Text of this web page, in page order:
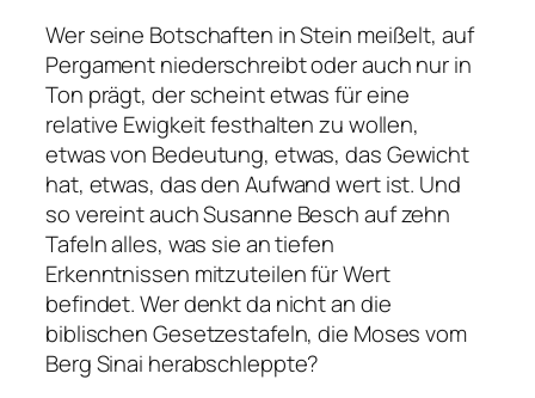
Wer seine Botschaften in Stein meißelt, auf
Pergament niederschreibt oder auch nur in
Ton prägt, der scheint etwas für eine
relative Ewigkeit festhalten zu wollen,
etwas von Bedeutung, etwas, das Gewicht
hat, etwas, das den Aufwand wert ist. Und
so vereint auch Susanne Besch auf zehn
Tafeln alles, was sie an tiefen
Erkenntnissen mitzuteilen für Wert
befindet. Wer denkt da nicht an die
biblischen Gesetzestafeln, die Moses vom
Berg Sinai herabschleppte?